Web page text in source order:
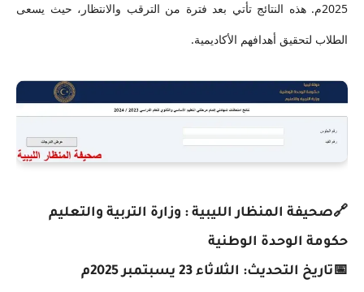
2025م. هذه النتائج تأتي بعد فترة من الترقب والانتظار، حيث يسعى
الطلاب لتحقيق أهدافهم الأكاديمية.
🔗صحيفة المنظار الليبية : وزارة التربية والتعليم
حكومة الوحدة الوطنية
📅تاريخ التحديث: الثلاثاء 23 يسبتمبر 2025م